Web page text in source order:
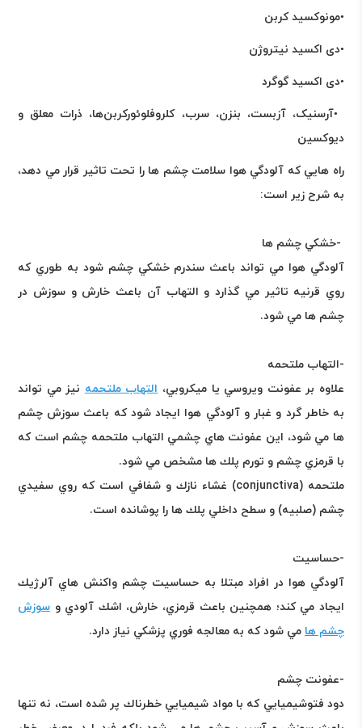
•مونوکسید کربن
•دی اکسید نیتروژن
•دی اکسید گوگرد
•آرسنیک، آزبست، بنزن، سرب، کلروفلوئورکربن‌ها، ذرات معلق و
دیوکسین
راه هايي كه آلودگي هوا سلامت چشم ها را تحت تاثير قرار مي دهد،
به شرح زير است:
-خشكي چشم ها
آلودگي هوا مي تواند باعث سندرم خشكي چشم شود به طوري كه
روي قرنيه تاثير مي گذارد و التهاب آن باعث خارش و سوزش در
چشم ها مي شود.
-التهاب ملتحمه
علاوه بر عفونت ويروسي يا ميكروبي،التهاب ملتحمهنيز مي تواند
به خاطر گرد و غبار و آلودگي هوا ايجاد شود كه باعث سوزش چشم
ها مي شود، اين عفونت هاي چشمي التهاب ملتحمه چشم است كه
با قرمزي چشم و تورم پلك ها مشخص مي شود.
ملتحمه (conjunctiva) غشاء نازك و شفافي است كه روي سفيدي
چشم (صلبيه) و سطح داخلي پلك ها را پوشانده است.
-حساسيت
آلودگي هوا در افراد مبتلا به حساسيت چشم واكنش هاي آلرژيك
ايجاد مي كند؛ همچنين باعث قرمزي، خارش، اشك آلودي و سوزش
چشم ها مي شود كه به معالجه فوري پزشكي نياز دارد.
-عفونت چشم
دود فتوشيميايي كه با مواد شيميايي خطرناك پر شده است، نه تنها